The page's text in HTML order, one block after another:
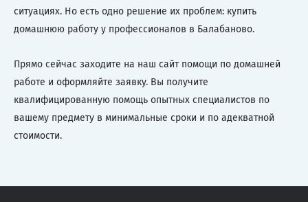
ситуациях. Но есть одно решение их проблем: купить
домашнюю работу у профессионалов в Балабаново.
Прямо сейчас заходите на наш сайт помощи по домашней
работе и оформляйте заявку. Вы получите
квалифицированную помощь опытных специалистов по
вашему предмету в минимальные сроки и по адекватной
стоимости.